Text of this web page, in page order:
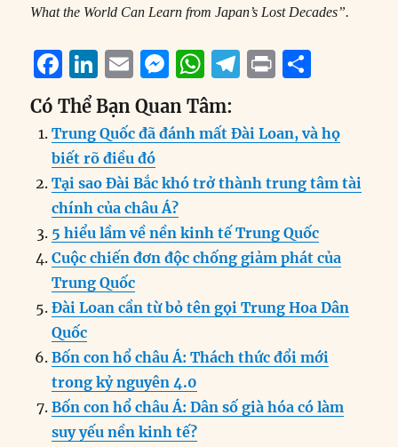
What the World Can Learn from Japan’s Lost Decades”.
F
a
c
e
b
o
o
k
Li
n
k
e
d
I
n
E
m
ai
l
M
e
ss
e
n
g
er
W
h
at
s
A
p
T
e
g
r
m
P
n
t
a
re
Có Thể Bạn Quan Tâm:
Trung Quốc đã đánh mất Đài Loan, và họ
biết rõ điều đó
Tại sao Đài Bắc khó trở thành trung tâm tài
chính của châu Á?
5 hiểu lầm về nền kinh tế Trung Quốc
Cuộc chiến đơn độc chống giảm phát của
Trung Quốc
Đài Loan cần từ bỏ tên gọi Trung Hoa Dân
Quốc
Bốn con hổ châu Á: Thách thức đổi mới
trong kỷ nguyên 4.0
Bốn con hổ châu Á: Dân số già hóa có làm
suy yếu nền kinh tế?